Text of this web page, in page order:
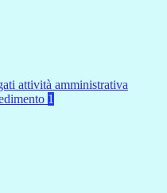
attività amministrativa
1